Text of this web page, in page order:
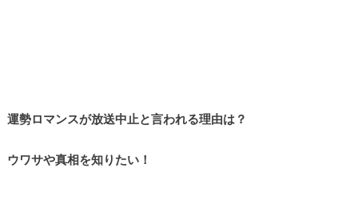
運勢ロマンスが放送中止と言われる理由は？
ウワサや真相を知りたい！